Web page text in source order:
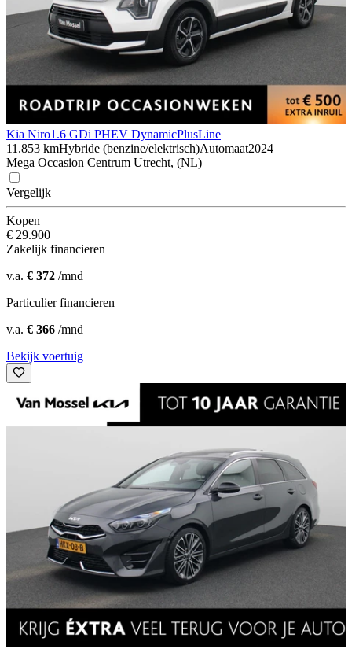
Kia Niro1.6 GDi PHEV DynamicPlusLine
11.853 kmHybride (benzine/elektrisch)Automaat2024
Mega Occasion Centrum Utrecht, (NL)
Vergelijk
Kopen
€ 29.900
Zakelijk financieren
v.a. € 372 /mnd
Particulier financieren
v.a. € 366 /mnd
Bekijk voertuig